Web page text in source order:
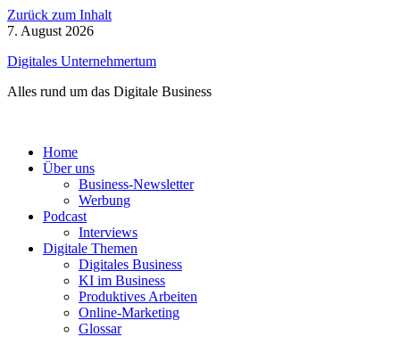
Zurück zum Inhalt
7. August 2026
Digitales Unternehmertum
Alles rund um das Digitale Business
Home
Über uns
Business-Newsletter
Werbung
Podcast
Interviews
Digitale Themen
Digitales Business
KI im Business
Produktives Arbeiten
Online-Marketing
Glossar